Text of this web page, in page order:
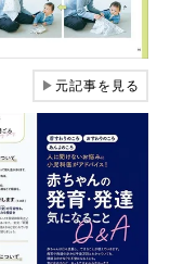
▶元記事を見る